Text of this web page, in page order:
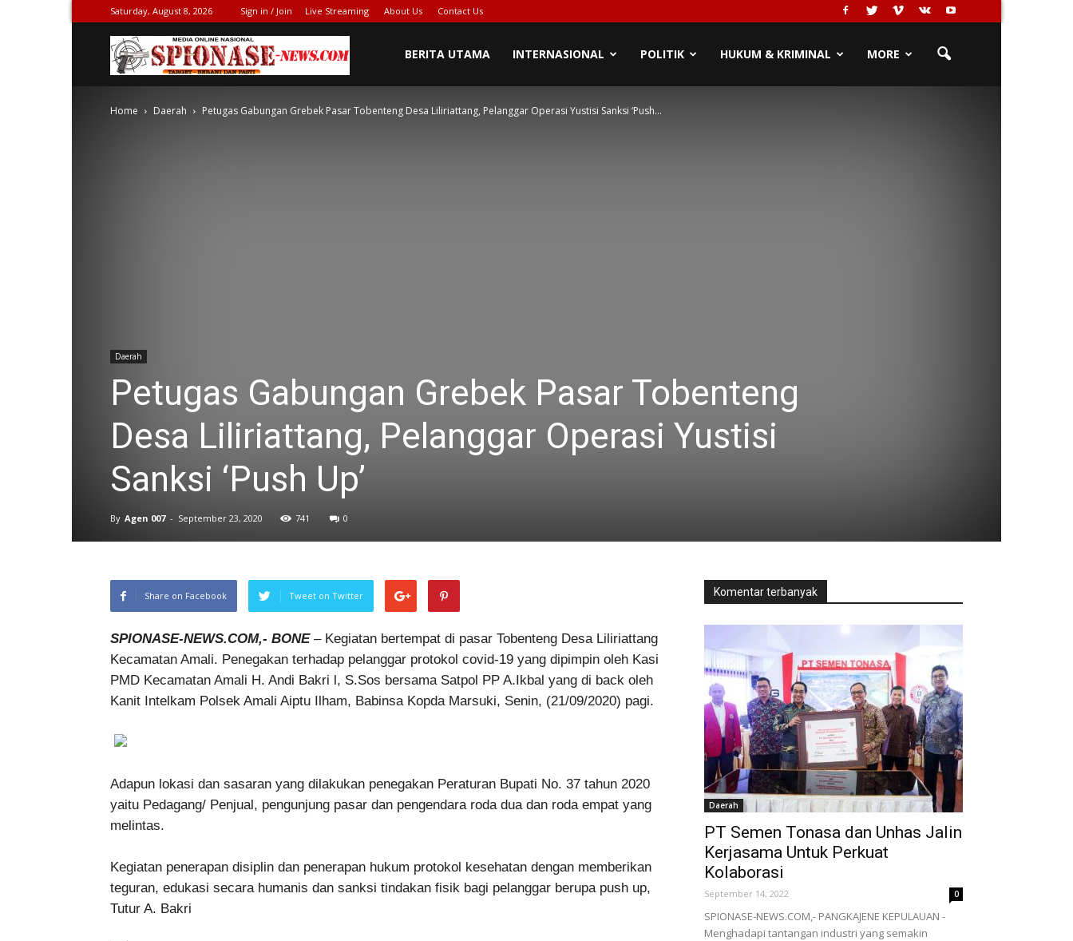
Saturday, August 8, 2026 Sign in / Join Live Streaming About Us Contact Us
SPIONASE-
NEWS[DOT]COM
BERITA UTAMA INTERNASIONAL POLITIK HUKUM & KRIMINAL MORE
Home Daerah Petugas Gabungan Grebek Pasar Tobenteng Desa Liliriattang, Pelanggar Operasi Yustisi Sanksi ‘Push...
Daerah
Petugas Gabungan Grebek Pasar Tobenteng
Desa Liliriattang, Pelanggar Operasi Yustisi
Sanksi ‘Push Up’
By Agen 007 - September 23, 2020 741 0
Share on Facebook Tweet on Twitter
SPIONASE-NEWS.COM,- BONE– Kegiatan bertempat di pasar Tobenteng Desa Liliriattang
Kecamatan Amali. Penegakan terhadap pelanggar protokol covid-19 yang dipimpin oleh Kasi
PMD Kecamatan Amali H. Andi Bakri l, S.Sos bersama Satpol PP A.Ikbal yang di back oleh
Kanit Intelkam Polsek Amali Aiptu Ilham, Babinsa Kopda Marsuki, Senin, (21/09/2020) pagi.
Adapun lokasi dan sasaran yang dilakukan penegakan Peraturan Bupati No. 37 tahun 2020
yaitu Pedagang/ Penjual, pengunjung pasar dan pengendara roda dua dan roda empat yang
melintas.
Kegiatan penerapan disiplin dan penerapan hukum protokol kesehatan dengan memberikan
teguran, edukasi secara humanis dan sanksi tindakan fisik bagi pelanggar berupa push up,
Tutur A. Bakri
Komentar terbanyak
Daerah
PT Semen Tonasa dan Unhas Jalin
Kerjasama Untuk Perkuat
Kolaborasi
September 14, 2022 0
SPIONASE-NEWS.COM,- PANGKAJENE KEPULAUAN -
Menghadapi tantangan industri yang semakin